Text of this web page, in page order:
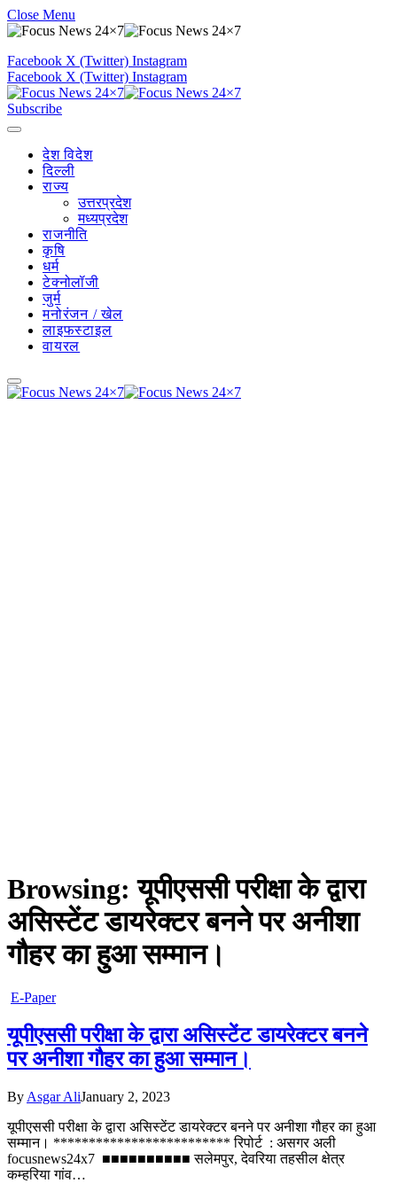
Close Menu
Facebook X (Twitter) Instagram
Facebook X (Twitter) Instagram
Subscribe
देश विदेश
दिल्ली
राज्य
उत्तरप्रदेश
मध्यप्रदेश
राजनीति
कृषि
धर्म
टेक्नोलॉजी
जुर्म
मनोरंजन / खेल
लाइफस्टाइल
वायरल
Browsing:यूपीएससी परीक्षा के द्वारा
असिस्टेंट डायरेक्टर बनने पर अनीशा
गौहर का हुआ सम्मान।
E-Paper
यूपीएससी परीक्षा के द्वारा असिस्टेंट डायरेक्टर बनने
पर अनीशा गौहर का हुआ सम्मान।
By Asgar AliJanuary 2, 2023
यूपीएससी परीक्षा के द्वारा असिस्टेंट डायरेक्टर बनने पर अनीशा गौहर का हुआ
सम्मान। ************************* रिपोर्ट : असगर अली
focusnews24x7 ■■■■■■■■■■ सलेमपुर, देवरिया तहसील क्षेत्र
कम्हरिया गांव…